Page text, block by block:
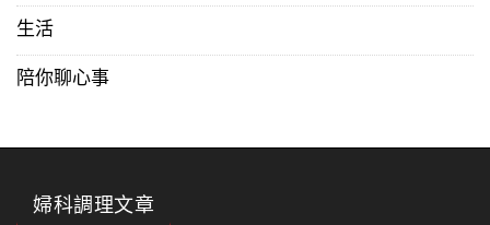
生活
陪你聊心事
婦科調理文章